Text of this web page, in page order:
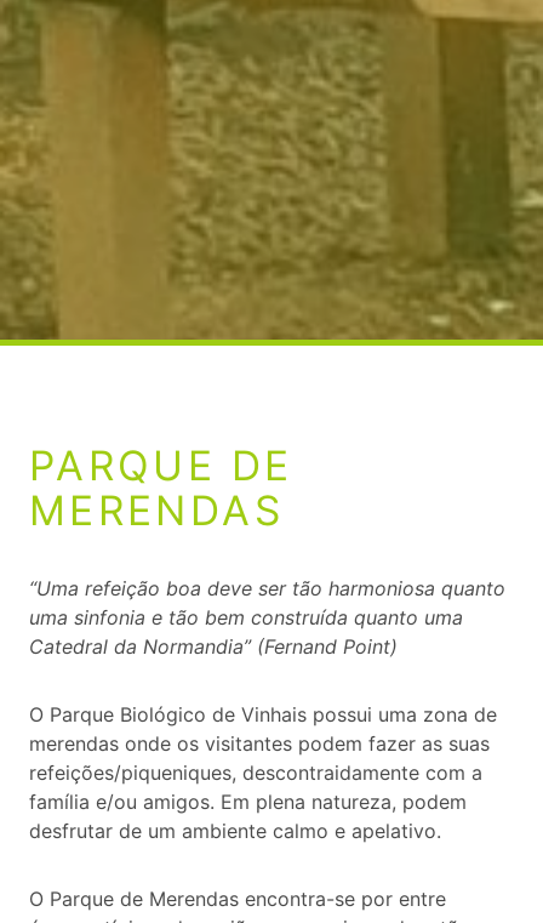
PARQUE DE
MERENDAS
“Uma refeição boa deve ser tão harmoniosa quanto
uma sinfonia e tão bem construída quanto uma
Catedral da Normandia” (Fernand Point)
O Parque Biológico de Vinhais possui uma zona de
merendas onde os visitantes podem fazer as suas
refeições/piqueniques, descontraidamente com a
família e/ou amigos. Em plena natureza, podem
desfrutar de um ambiente calmo e apelativo.
O Parque de Merendas encontra-se por entre